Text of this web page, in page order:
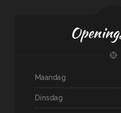
Maandag
Dinsdag